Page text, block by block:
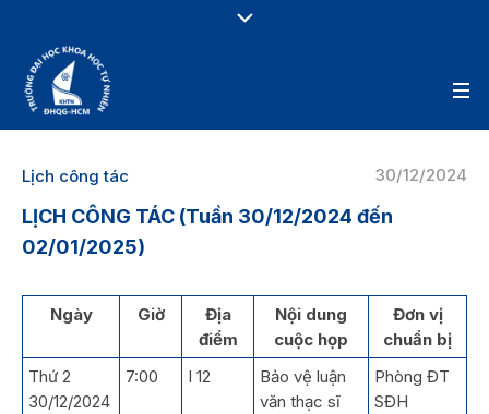
30/12/2024
Lịch công tác
LỊCH CÔNG TÁC (Tuần 30/12/2024 đến
02/01/2025)
Ngày Giờ
Địa
điểm
Nội dung
cuộc họp
Đơn vị
chuẩn bị
Thứ 2
30/12/2024
7:00 I 12
Bảo vệ luận
văn thạc sĩ
Phòng ĐT
SĐH